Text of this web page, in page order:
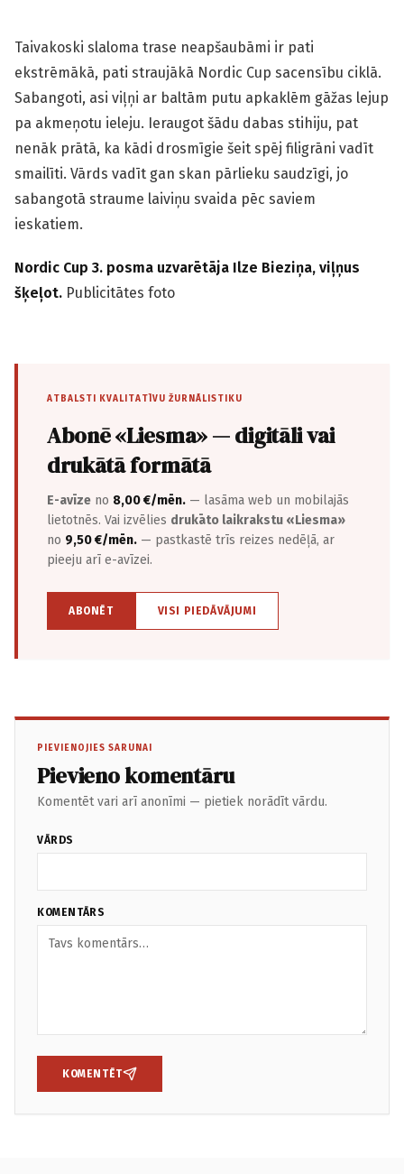
Taivakoski slaloma trase neapšaubāmi ir pati
ekstrēmākā, pati straujākā Nordic Cup sacensību ciklā.
Sabangoti, asi viļņi ar baltām putu apkaklēm gāžas lejup
pa akmeņotu ieleju. Ieraugot šādu dabas stihiju, pat
nenāk prātā, ka kādi drosmīgie šeit spēj filigrāni vadīt
smailīti. Vārds vadīt gan skan pārlieku saudzīgi, jo
sabangotā straume laiviņu svaida pēc saviem
ieskatiem.
Nordic Cup 3. posma uzvarētāja Ilze Bieziņa, viļņus
šķeļot. Publicitātes foto
ATBALSTI KVALITATĪVU ŽURNĀLISTIKU
Abonē «Liesma» — digitāli vai
drukātā formātā
E-avīze no 8,00 €/mēn. — lasāma web un mobilajās
lietotnēs. Vai izvēlies drukāto laikrakstu «Liesma»
no 9,50 €/mēn. — pastkastē trīs reizes nedēļā, ar
pieeju arī e-avīzei.
ABONĒT VISI PIEDĀVĀJUMI
PIEVIENOJIES SARUNAI
Pievieno komentāru
Komentēt vari arī anonīmi — pietiek norādīt vārdu.
VĀRDS
KOMENTĀRS
KOMENTĒT